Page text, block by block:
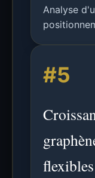
Analyse
précision
en intérieur.
#5